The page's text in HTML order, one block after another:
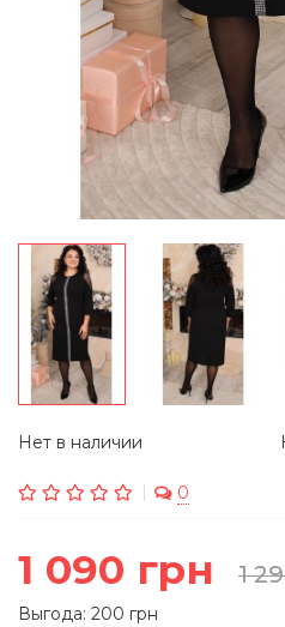
Нет в наличии
0
1 090 грн 1
Выгода: 200 грн